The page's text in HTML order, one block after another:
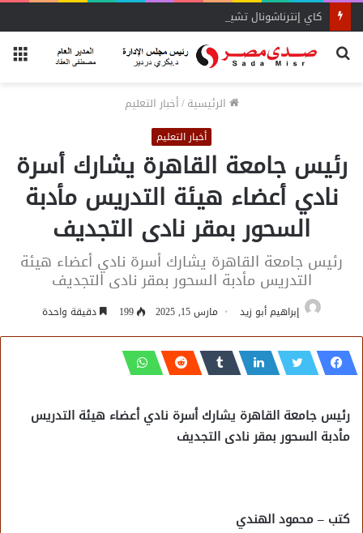
كاي إنترناشونال تشيد بقوة سوق السيارات المصري
بحث
الرئيسية/أخبار التعليم
أخبار التعليم
رئيس جامعة القاهرة يشارك أسرة
نادي أعضاء هيئة التدريس مأدبة
السحور بمقر نادى التجديف
رئيس جامعة القاهرة يشارك أسرة نادي أعضاء هيئة
التدريس مأدبة السحور بمقر نادى التجديف
إبراهيم أبو زيد مارس 15, 2025 199 دقيقة واحدة
رئيس جامعة القاهرة يشارك أسرة نادي أعضاء هيئة التدريس
مأدبة السحور بمقر نادى التجديف
كتب – محمود الهندي